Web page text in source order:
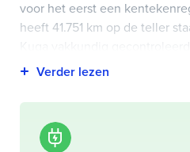
voor het eerst een
heeft 41.751 km op de teller
deze pagina bij onderhoud en
Highlights van deze Ford zijn
verwarmd, airco
auto en nog veel meer.